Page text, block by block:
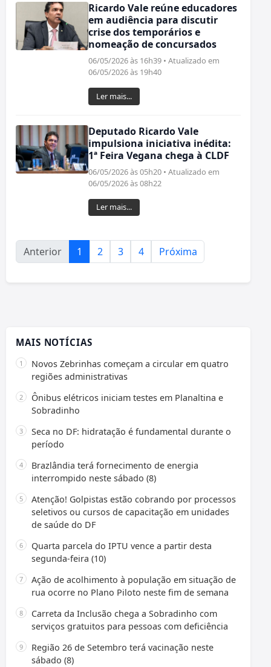
Ricardo Vale reúne educadores
em audiência para discutir
crise dos temporários e
nomeação de concursados
06/05/2026 às 16h39 • Atualizado em
06/05/2026 às 19h40
Ler mais...
Deputado Ricardo Vale
impulsiona iniciativa inédita:
1ª Feira Vegana chega à CLDF
06/05/2026 às 05h20 • Atualizado em
06/05/2026 às 08h22
Ler mais...
Anterior 1 2 3 4 Próxima
MAIS NOTÍCIAS
Novos Zebrinhas começam a circular em quatro
regiões administrativas
Ônibus elétricos iniciam testes em Planaltina e
Sobradinho
Seca no DF: hidratação é fundamental durante o
período
Brazlândia terá fornecimento de energia
interrompido neste sábado (8)
Atenção! Golpistas estão cobrando por processos
seletivos ou cursos de capacitação em unidades
de saúde do DF
Quarta parcela do IPTU vence a partir desta
segunda-feira (10)
Ação de acolhimento à população em situação de
rua ocorre no Plano Piloto neste fim de semana
Carreta da Inclusão chega a Sobradinho com
serviços gratuitos para pessoas com deficiência
Região 26 de Setembro terá vacinação neste
sábado (8)